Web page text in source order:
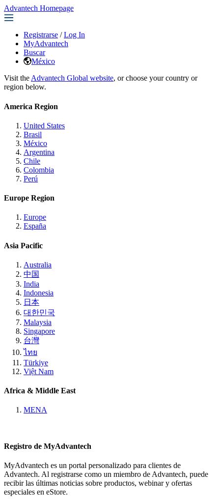
Advantech Homepage
Registrarse / Log In
MyAdvantech
Buscar
México
Visit the Advantech Global website, or choose your country or
region below.
America Region
United States
Brasil
México
Argentina
Chile
Colombia
Perú
Europe Region
Europe
España
Asia Pacific
Australia
中国
India
Indonesia
日本
대한민국
Malaysia
Singapore
台灣
ไทย
Türkiye
Việt Nam
Africa & Middle East
MENA
Registro de MyAdvantech
MyAdvantech es un portal personalizado para clientes de
Advantech. Al registrarse como un miembro de Advantech, puede
recibir las últimas noticias sobre productos, webinar y ofertas
especiales en eStore.